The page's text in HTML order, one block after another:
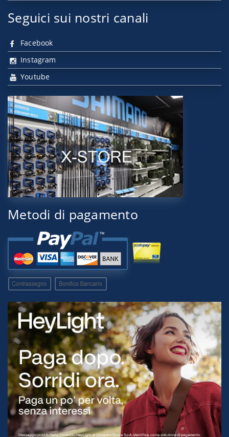
Seguici sui nostri canali
Facebook
Instagram
Youtube
Metodi di pagamento